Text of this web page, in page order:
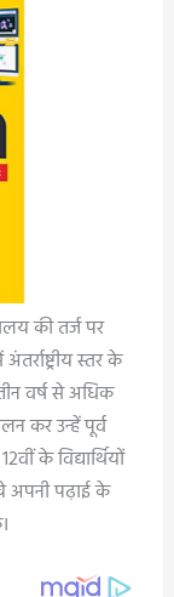
की तर्ज पर
स्तर के
वर्ष से अधिक
कर उन्हें पूर्व
के विद्यार्थियों
अपनी पढ़ाई के